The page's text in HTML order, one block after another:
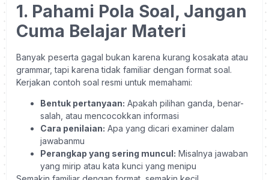
1. Pahami Pola Soal, Jangan
Cuma Belajar Materi
Banyak peserta gagal bukan karena kurang kosakata atau
grammar, tapi karena tidak familiar dengan format soal.
Kerjakan contoh soal resmi untuk memahami:
Bentuk pertanyaan: Apakah pilihan ganda, benar-
salah, atau mencocokkan informasi
Cara penilaian: Apa yang dicari examiner dalam
jawabanmu
Perangkap yang sering muncul: Misalnya jawaban
yang mirip atau kata kunci yang menipu